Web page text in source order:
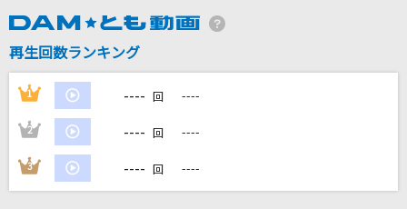
氷室京介
[生音]PIECE OF MY WISH
今井美樹
[生音]青と夏
Mrs. GREEN APPLE
再生回数ランキング
1 ---- 回 ----
2 ---- 回 ----
3 ---- 回 ----